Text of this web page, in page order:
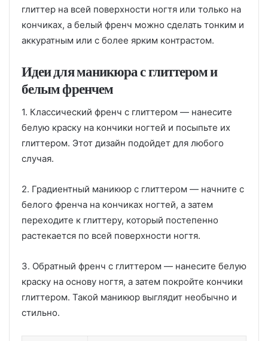
глиттер на всей поверхности ногтя или только на
кончиках, а белый френч можно сделать тонким и
аккуратным или с более ярким контрастом.
Идеи для маникюра с глиттером и
белым френчем
1. Классический френч с глиттером — нанесите
белую краску на кончики ногтей и посыпьте их
глиттером. Этот дизайн подойдет для любого
случая.
2. Градиентный маникюр с глиттером — начните с
белого френча на кончиках ногтей, а затем
переходите к глиттеру, который постепенно
растекается по всей поверхности ногтя.
3. Обратный френч с глиттером — нанесите белую
краску на основу ногтя, а затем покройте кончики
глиттером. Такой маникюр выглядит необычно и
стильно.